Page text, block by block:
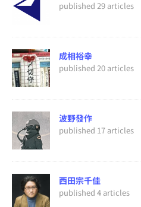
published 29 articles
成相裕幸
published 20 articles
波野發作
published 17 articles
西田宗千佳
published 4 articles